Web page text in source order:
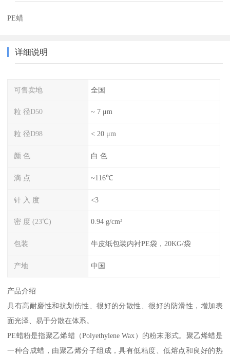
PE蜡
详细说明
可售卖地 全国
粒 径D50 ~ 7 μm
粒 径D98 < 20 μm
颜 色 白 色
滴 点 ~116℃
针 入 度 <3
密 度 (23℃) 0.94 g/cm³
包装 牛皮纸包装内衬PE袋，20KG/袋
产地 中国
产品介绍
具有高耐磨性和抗划伤性、很好的分散性、很好的防滑性，增加表
面光泽、易于分散在体系。
PE蜡粉是指聚乙烯蜡（Polyethylene Wax）的粉末形式。聚乙烯蜡是
一种合成蜡，由聚乙烯分子组成，具有低粘度、低熔点和良好的热